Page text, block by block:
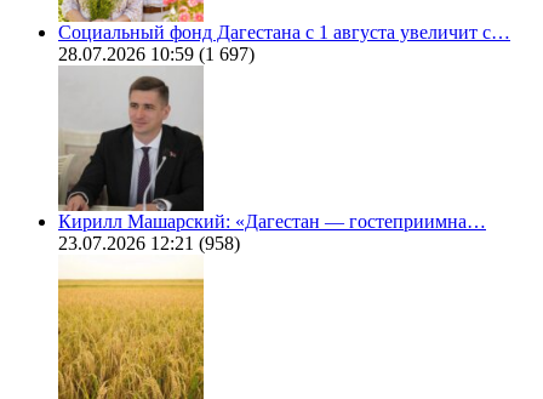
Социальный фонд Дагестана с 1 августа увеличит с…
28.07.2026 10:59 (1 697)
Кирилл Машарский: «Дагестан — гостеприимна…
23.07.2026 12:21 (958)